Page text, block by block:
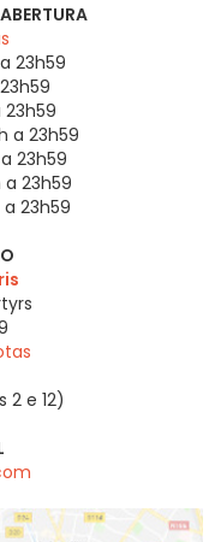
23h59
a 23h59
23h59
23h59
23h59
2 e 12)